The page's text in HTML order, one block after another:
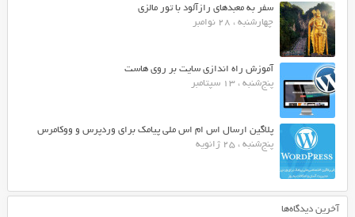
سفر به معبدهای رازآلود با تور مالزی
چهارشنبه ، 28 نوامبر
آموزش راه اندازی سایت بر روی هاست
پنج‌شنبه ، 13 سپتامبر
پلاگین ارسال اس ام اس ملی پیامک برای وردپرس و ووکامرس
پنج‌شنبه ، 25 ژانویه
آخرین دیدگاه‌ها